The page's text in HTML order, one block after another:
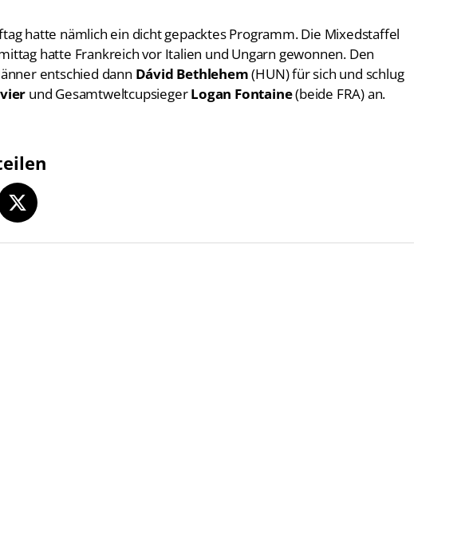
hatte nämlich ein dicht gepacktes Programm. Die Mixedstaffel
hatte Frankreich vor Italien und Ungarn gewonnen. Den
entschied dann Dávid Bethlehem(HUN) für sich und schlug
und GesamtweltcupsiegerLogan Fontaine(beide FRA) an.